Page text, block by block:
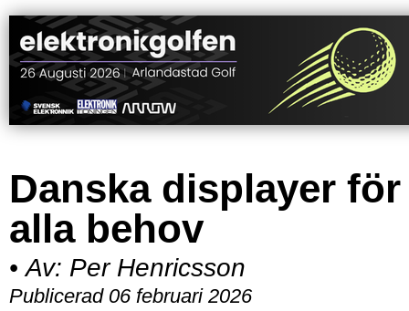
Danska displayer för
alla behov
• Av: Per Henricsson
Publicerad 06 februari 2026